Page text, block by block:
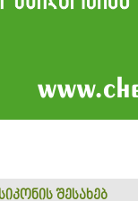
შესახებ